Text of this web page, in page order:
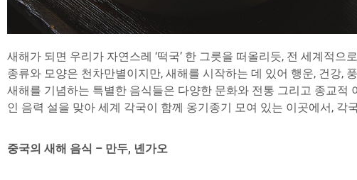
새해가 되면 우리가 자연스레 ‘떡국’ 한 그릇을 떠올리듯, 전 세계적
종류와 모양은 천차만별이지만, 새해를 시작하는 데 있어 행운, 건강,
새해를 기념하는 특별한 음식들은 다양한 문화와 전통 그리고 종교
인 음력 설을 맞아 세계 각국이 함께 옹기종기 모여 있는 이곳에서,
중국의 새해 음식 – 만두, 녠가오